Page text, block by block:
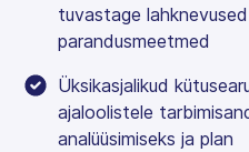
tuvastage
parandusmeetmed
Üksikasjalikud
ajaloolistele
analüüsimiseks ja plan